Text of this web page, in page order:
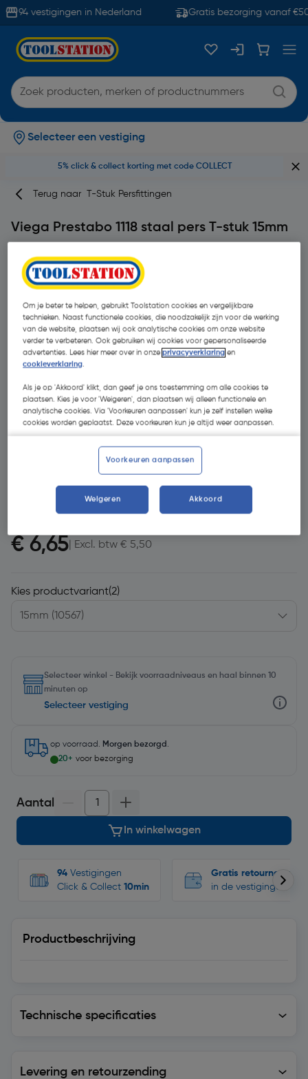
94 vestigingen in Nederland Gratis bezorging vanaf €50
Selecteer een vestiging
5% click & collect korting met code COLLECT
Terug naar T-Stuk Persfittingen
Viega Prestabo 1118 staal pers T-stuk 15mm
- 15 %
€ 6,65 | Excl. btw € 5,50
Kies productvariant(2)
Selecteer winkel - Bekijk voorraadniveaus en haal binnen 10
minuten op
Selecteer vestiging
op voorraad. Morgen bezorgd .
20+ voor bezorging
Aantal
In winkelwagen
94 Vestigingen
Click & Collect 10min
Gratis retourneren
in de vestigingen
Productbeschrijving
Technische specificaties
Levering en retourzending
Om je beter te helpen, gebruikt Toolstation cookies en vergelijkbare
technieken. Naast functionele cookies, die noodzakelijk zijn voor de werking
van de website, plaatsen wij ook analytische cookies om onze website
verder te verbeteren. Ook gebruiken wij cookies voor gepersonaliseerde
advertenties. Lees hier meer over in onzeprivacyverklaring en
cookieverklaring.
Als je op 'Akkoord' klikt, dan geef je ons toestemming om alle cookies te
plaatsen. Kies je voor 'Weigeren', dan plaatsen wij alleen functionele en
analytische cookies. Via 'Voorkeuren aanpassen' kun je zelf instellen welke
cookies worden geplaatst. Deze voorkeuren kun je altijd weer aanpassen.
Voorkeuren aanpassen
Weigeren Akkoord